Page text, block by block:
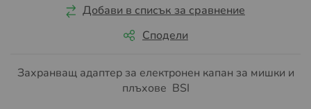
Добави в списък за сравнение
Сподели
Захранващ адаптер за електронен капан за мишки и
плъхове BSI